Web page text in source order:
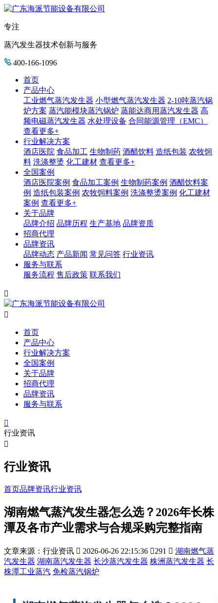
专注
蒸汽发生器技术创新与服务
400-166-1096
首页
产品中心
工业燃气蒸汽发生器 小型燃气蒸汽发生器 2-10吨蒸汽锅
炉方案 蒸汽能模块蒸汽锅炉 蒸能达商用蒸汽发生器 高
频电磁蒸汽发生器 水处理设备 合同能源管理（EMC）
查看更多+
行业解决方案
酒店医院 食品加工 生物制药 酒醋饮料 造纸包装 农牧饲
料 洗涤整烫 化工建材 查看更多+
全国案例
酒店医院案例 食品加工案例 生物制药案例 酒醋饮料案
例 造纸包装案例 农牧饲料案例 洗涤整烫案例 化工建材
案例 查看更多+
关于品牌
品牌介绍 品牌历程 生产基地 品牌资质
招商代理
品牌资讯
品牌动态 产品新闻 常见问答 行业资讯
服务与联系
服务流程 售后政策 联系我们


首页
产品中心
行业解决方案
全国案例
关于品牌
招商代理
品牌资讯
服务与联系

行业资讯

行业资讯
首页品牌资讯行业资讯
湖南燃气蒸汽发生器怎么选？2026年长株
潭及各市产业需求与合规采购完整指南
文章来源：行业资讯  2026-06-26 22:15:36 291  湖南燃气蒸
汽发生器 湖南蒸汽发生器 长沙蒸汽发生器 株洲蒸汽发生器 长
株潭工业蒸汽 免检蒸汽锅炉